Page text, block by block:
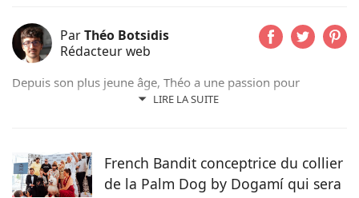
ParThéo Botsidis
Rédacteur web
LIRE LA SUITE
Depuis son plus jeune âge, Théo a une passion pour
l’écriture. Aujourd’hui rédacteur web, il prend plaisir à
émouvantes.
French Bandit conceptrice du collier
de la Palm Dog by Dogamí qui sera